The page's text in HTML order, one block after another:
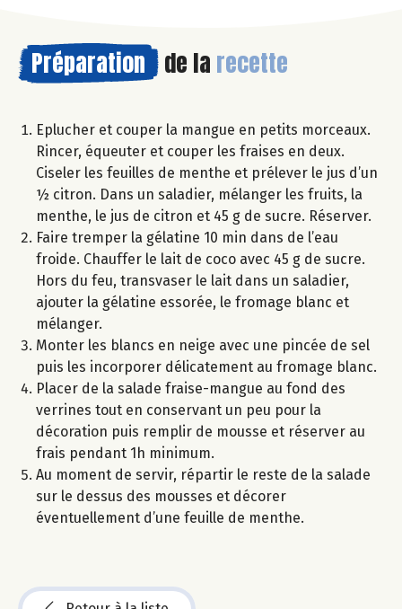
Préparation de la recette
Eplucher et couper la mangue en petits morceaux.
Rincer, équeuter et couper les fraises en deux.
Ciseler les feuilles de menthe et prélever le jus d’un
½ citron. Dans un saladier, mélanger les fruits, la
menthe, le jus de citron et 45 g de sucre. Réserver.
Faire tremper la gélatine 10 min dans de l’eau
froide. Chauffer le lait de coco avec 45 g de sucre.
Hors du feu, transvaser le lait dans un saladier,
ajouter la gélatine essorée, le fromage blanc et
mélanger.
Monter les blancs en neige avec une pincée de sel
puis les incorporer délicatement au fromage blanc.
Placer de la salade fraise-mangue au fond des
verrines tout en conservant un peu pour la
décoration puis remplir de mousse et réserver au
frais pendant 1h minimum.
Au moment de servir, répartir le reste de la salade
sur le dessus des mousses et décorer
éventuellement d’une feuille de menthe.